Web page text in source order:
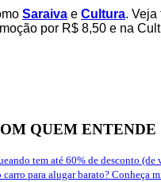
Saraiva e Cultura. Veja
por R$ 8,50 e na
QUEM ENTENDE
tem até 60% de desconto (de
carro para alugar barato? Conheça